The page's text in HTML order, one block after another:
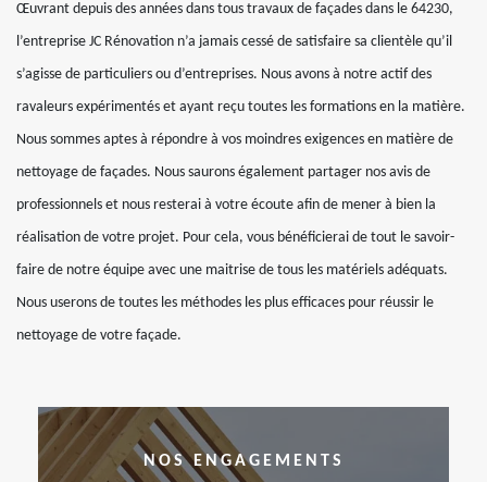
Œuvrant depuis des années dans tous travaux de façades dans le 64230,
l’entreprise JC Rénovation n’a jamais cessé de satisfaire sa clientèle qu’il
s’agisse de particuliers ou d’entreprises. Nous avons à notre actif des
ravaleurs expérimentés et ayant reçu toutes les formations en la matière.
Nous sommes aptes à répondre à vos moindres exigences en matière de
nettoyage de façades. Nous saurons également partager nos avis de
professionnels et nous resterai à votre écoute afin de mener à bien la
réalisation de votre projet. Pour cela, vous bénéficierai de tout le savoir-
faire de notre équipe avec une maitrise de tous les matériels adéquats.
Nous userons de toutes les méthodes les plus efficaces pour réussir le
nettoyage de votre façade.
NOS ENGAGEMENTS